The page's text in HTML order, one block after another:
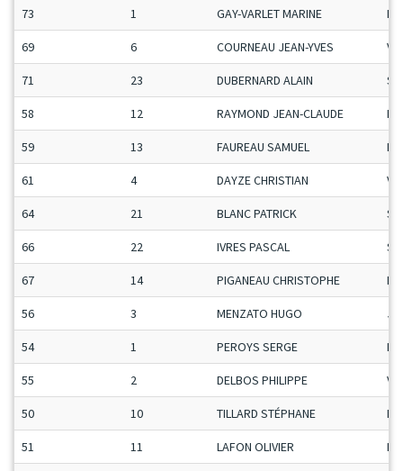
73 1 GAY-VARLET MARINE
69 6 COURNEAU JEAN-YVES
71 23 DUBERNARD ALAIN
58 12 RAYMOND JEAN-CLAUDE
59 13 FAUREAU SAMUEL
61 4 DAYZE CHRISTIAN
64 21 BLANC PATRICK
66 22 IVRES PASCAL
67 14 PIGANEAU CHRISTOPHE
56 3 MENZATO HUGO
54 1 PEROYS SERGE
55 2 DELBOS PHILIPPE
50 10 TILLARD STÉPHANE
51 11 LAFON OLIVIER